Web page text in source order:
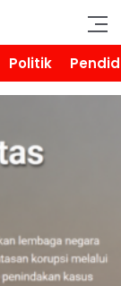
Politik